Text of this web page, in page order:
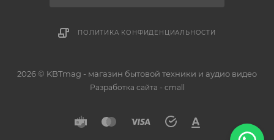
ПОЛИТИКА КОНФИДЕНЦИАЛЬНОСТИ
2026 © KBTmag - магазин бытовой техники и аудио видео
Разработка сайта - cmall